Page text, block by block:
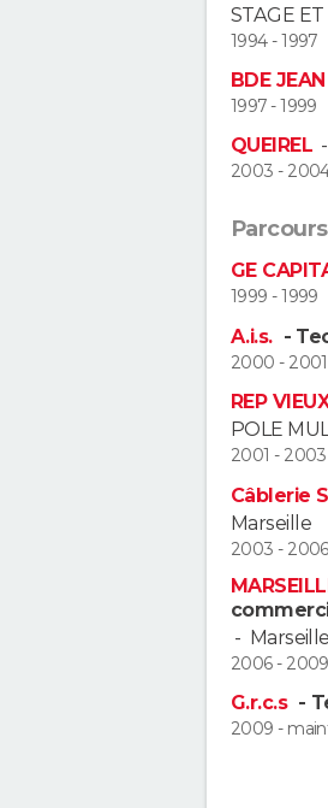
STAGE
1994 - 1997
BDE JEAN
1997 - 1999
QUEIREL -
2003 -
GE
1999 - 1999
A.i.s. -
2000 - 2001
REP
POLE
2001 - 2003
Câblerie
Marseille
2003 - 2006
- Marseille
2006 - 2009
G.r.c.s -
2009 -